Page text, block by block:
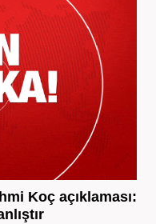
Koç açıklaması: